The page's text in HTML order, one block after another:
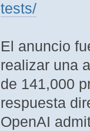
tests/
El anuncio
realizar una
de 141,000
respuesta
OpenAI